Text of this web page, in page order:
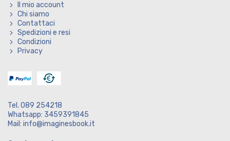
Il mio account
Chi siamo
Contattaci
Spedizioni e resi
Condizioni
Privacy
Tel. 089 254218
Whatsapp: 3459391845
Mail: info@imaginesbook.it